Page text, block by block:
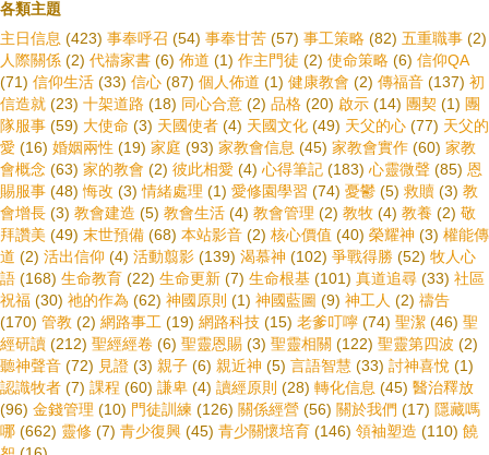
各類主題
主日信息 (423) 事奉呼召 (54) 事奉甘苦 (57) 事工策略 (82) 五重職事 (2)
人際關係 (2) 代禱家書 (6) 佈道 (1) 作主門徒 (2) 使命策略 (6) 信仰QA
(71) 信仰生活 (33) 信心 (87) 個人佈道 (1) 健康教會 (2) 傳福音 (137) 初
信造就 (23) 十架道路 (18) 同心合意 (2) 品格 (20) 啟示 (14) 團契 (1) 團
隊服事 (59) 大使命 (3) 天國使者 (4) 天國文化 (49) 天父的心 (77) 天父的
愛 (16) 婚姻兩性 (19) 家庭 (93) 家教會信息 (45) 家教會實作 (60) 家教
會概念 (63) 家的教會 (2) 彼此相愛 (4) 心得筆記 (183) 心靈微聲 (85) 恩
賜服事 (48) 悔改 (3) 情緒處理 (1) 愛修園學習 (74) 憂鬱 (5) 救贖 (3) 教
會增長 (3) 教會建造 (5) 教會生活 (4) 教會管理 (2) 教牧 (4) 教養 (2) 敬
拜讚美 (49) 末世預備 (68) 本站影音 (2) 核心價值 (40) 榮耀神 (3) 權能傳
道 (2) 活出信仰 (4) 活動翦影 (139) 渴慕神 (102) 爭戰得勝 (52) 牧人心
語 (168) 生命教育 (22) 生命更新 (7) 生命根基 (101) 真道追尋 (33) 社區
祝福 (30) 祂的作為 (62) 神國原則 (1) 神國藍圖 (9) 神工人 (2) 禱告
(170) 管教 (2) 網路事工 (19) 網路科技 (15) 老爹叮嚀 (74) 聖潔 (46) 聖
經研讀 (212) 聖經經卷 (6) 聖靈恩賜 (3) 聖靈相關 (122) 聖靈第四波 (2)
聽神聲音 (72) 見證 (3) 親子 (6) 親近神 (5) 言語智慧 (33) 討神喜悅 (1)
認識牧者 (7) 課程 (60) 謙卑 (4) 讀經原則 (28) 轉化信息 (45) 醫治釋放
(96) 金錢管理 (10) 門徒訓練 (126) 關係經營 (56) 關於我們 (17) 隱藏嗎
哪 (662) 靈修 (7) 青少復興 (45) 青少關懷培育 (146) 領袖塑造 (110) 饒